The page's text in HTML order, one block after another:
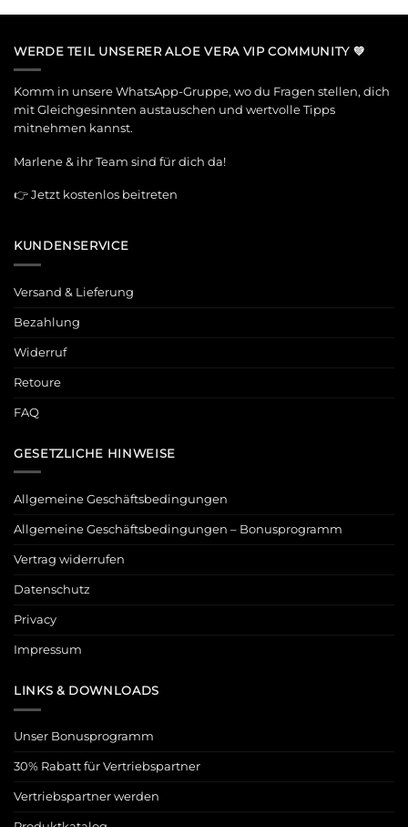
WERDE TEIL UNSERER ALOE VERA VIP COMMUNITY 💚
Komm in unsere WhatsApp-Gruppe, wo du Fragen stellen, dich
mit Gleichgesinnten austauschen und wertvolle Tipps
mitnehmen kannst.
Marlene & ihr Team sind für dich da!
👉 Jetzt kostenlos beitreten
KUNDENSERVICE
Versand & Lieferung
Bezahlung
Widerruf
Retoure
FAQ
GESETZLICHE HINWEISE
Allgemeine Geschäftsbedingungen
Allgemeine Geschäftsbedingungen – Bonusprogramm
Vertrag widerrufen
Datenschutz
Privacy
Impressum
LINKS & DOWNLOADS
Unser Bonusprogramm
30% Rabatt für Vertriebspartner
Vertriebspartner werden